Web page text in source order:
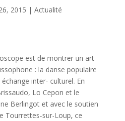
2015 | Actualité
est de montrer un art
: la danse populaire
inter- culturel. En
Lo Cepon et le
Berlingot et avec le soutien
Tourrettes-sur-Loup, ce